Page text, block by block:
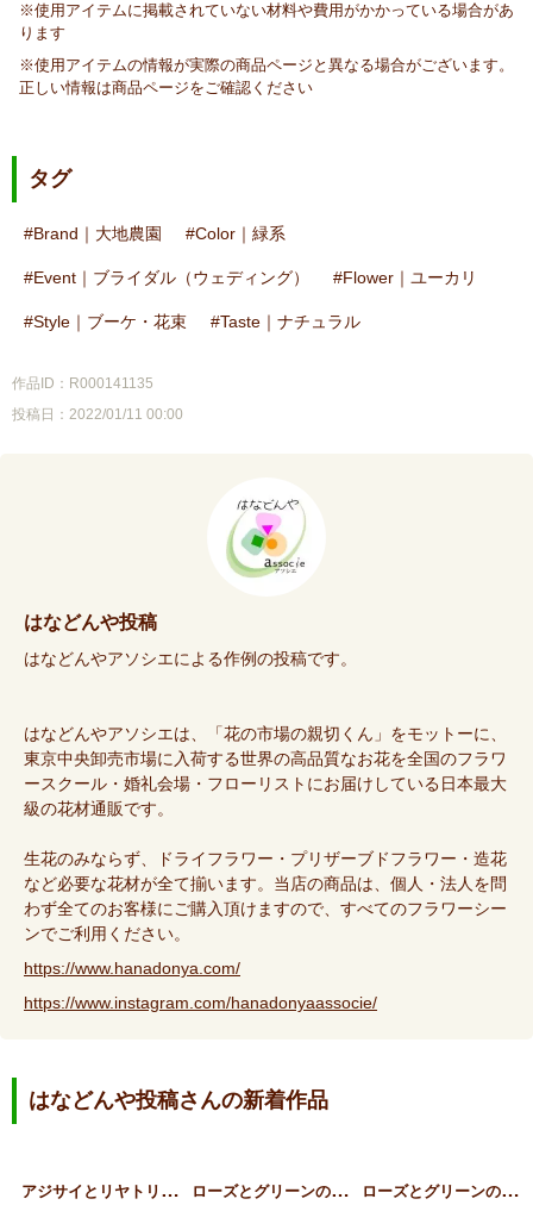
※使用アイテムに掲載されていない材料や費用がかかっている場合があ
ります
※使用アイテムの情報が実際の商品ページと異なる場合がございます。
正しい情報は商品ページをご確認ください
タグ
Brand｜大地農園 Color｜緑系
Event｜ブライダル（ウェディング） Flower｜ユーカリ
Style｜ブーケ・花束 Taste｜ナチュラル
作品ID：R000141135
投稿日：2022/01/11 00:00
はなどんや投稿
はなどんやアソシエによる作例の投稿です。
はなどんやアソシエは、「花の市場の親切くん」をモットーに、
東京中央卸売市場に入荷する世界の高品質なお花を全国のフラワ
ースクール・婚礼会場・フローリストにお届けしている日本最大
級の花材通販です。
生花のみならず、ドライフラワー・プリザーブドフラワー・造花
など必要な花材が全て揃います。当店の商品は、個人・法人を問
わず全てのお客様にご購入頂けますので、すべてのフラワーシー
ンでご利用ください。
https://www.hanadonya.com/
https://www.instagram.com/hanadonyaassocie/
はなどんや投稿さんの新着作品
ア
ジサイとリヤトリス、草花… ロ
ーズとグリーンのギフトア… ロ
ーズとグリーンのスタンデ…